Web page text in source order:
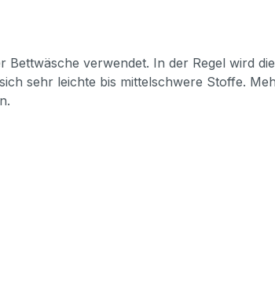
verwendet. In der Regel wird
sehr leichte bis mittelschwere Stoffe.